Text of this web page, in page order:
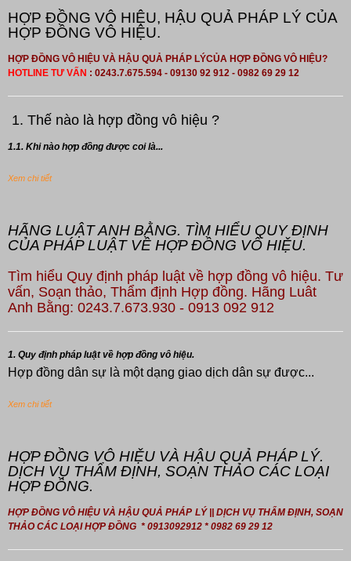
HỢP ĐỒNG VÔ HIỆU, HẬU QUẢ PHÁP LÝ CỦA
HỢP ĐỒNG VÔ HIỆU.
HỢP ĐỒNG VÔ HIỆU VÀ HẬU QUẢ PHÁP LÝCỦA HỢP ĐỒNG VÔ HIỆU?
HOTLINE TƯ VẤN : 0243.7.675.594 - 09130 92 912 - 0982 69 29 12
1. Thế nào là hợp đồng vô hiệu ?
1.1. Khi nào hợp đồng được coi là...
Xem chi tiết
HÃNG LUẬT ANH BẰNG. TÌM HIỂU QUY ĐỊNH
CỦA PHÁP LUẬT VỀ HỢP ĐỒNG VÔ HIỆU.
Tìm hiểu Quy định pháp luật về hợp đồng vô hiệu. Tư
vấn, Soạn thảo, Thẩm định Hợp đồng. Hãng Luât
Anh Bằng: 0243.7.673.930 - 0913 092 912
1. Quy định pháp luật về hợp đồng vô hiệu.
Hợp đồng dân sự là một dạng giao dịch dân sự được...
Xem chi tiết
HỢP ĐỒNG VÔ HIỆU VÀ HẬU QUẢ PHÁP LÝ.
DỊCH VỤ THẨM ĐỊNH, SOẠN THẢO CÁC LOẠI
HỢP ĐỒNG.
HỢP ĐỒNG VÔ HIỆU VÀ HẬU QUẢ PHÁP LÝ || DỊCH VỤ THẨM ĐỊNH, SOẠN
THẢO CÁC LOẠI HỢP ĐỒNG * 0913092912 * 0982 69 29 12